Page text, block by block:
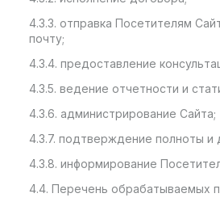
4.3.3. отправка Посетителям
почту;
4.3.4. предоставление
4.3.5. ведение отчетности и
4.3.6. администрирование Сайта;
4.3.7. подтверждение полноты
4.3.8. информирование
4.4. Перечень обрабатываемых